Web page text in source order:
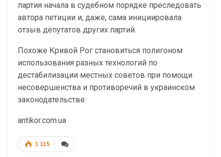
партия начала в судебном порядке преследовать
автора петиции и, даже, сама инициировала
отзыв депутатов других партий.
Похоже Кривой Рог становиться полигоном
использования разных технологий по
дестабилизации местных советов при помощи
несовершенства и противоречий в украинском
законодательстве.
antikor.com.ua
1 115